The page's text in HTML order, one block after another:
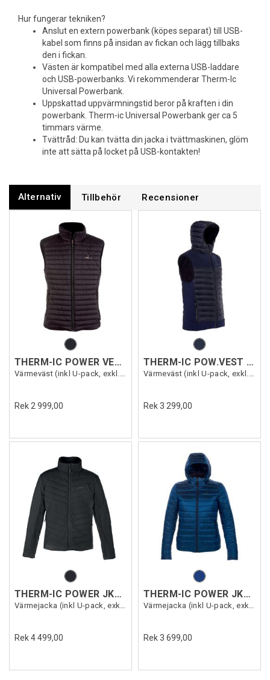
Hur fungerar tekniken?
Anslut en extern powerbank (köpes separat) till USB-
kabel som finns på insidan av fickan och lägg tillbaks
den i fickan.
Västen är kompatibel med alla externa USB-laddare
och USB-powerbanks. Vi rekommenderar Therm-Ic
Universal Powerbank.
Uppskattad uppvärmningstid beror på kraften i din
powerbank. Therm-ic Universal Powerbank ger ca 5
timmars värme.
Tvättråd: Du kan tvätta din jacka i tvättmaskinen, glöm
inte att sätta på locket på USB-kontakten!
Alternativ Tillbehör Recensioner
THERM-IC POWER VEST HEAT MEN
Värmeväst (inkl U-pack, exkl.Powerbank)
Rek 2 999,00
THERM-IC POW.VEST URBAN MEN
Värmeväst (inkl U-pack, exkl.Powerbank)
Rek 3 299,00
THERM-IC POWER JKT SPEED MEN
Rek 4 499,00
THERM-IC POWER JKT CASUAL WMN
Rek 3 699,00